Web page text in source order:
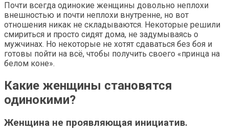
Почти всегда одинокие женщины довольно неплохи
внешностью и почти неплохи внутренне, но вот
отношения никак не складываются. Некоторые решили
смириться и просто сидят дома, не задумываясь о
мужчинах. Но некоторые не хотят сдаваться без боя и
готовы пойти на всё, чтобы получить своего «принца на
белом коне».
Какие женщины становятся
одинокими?
Женщина не проявляющая инициатив.